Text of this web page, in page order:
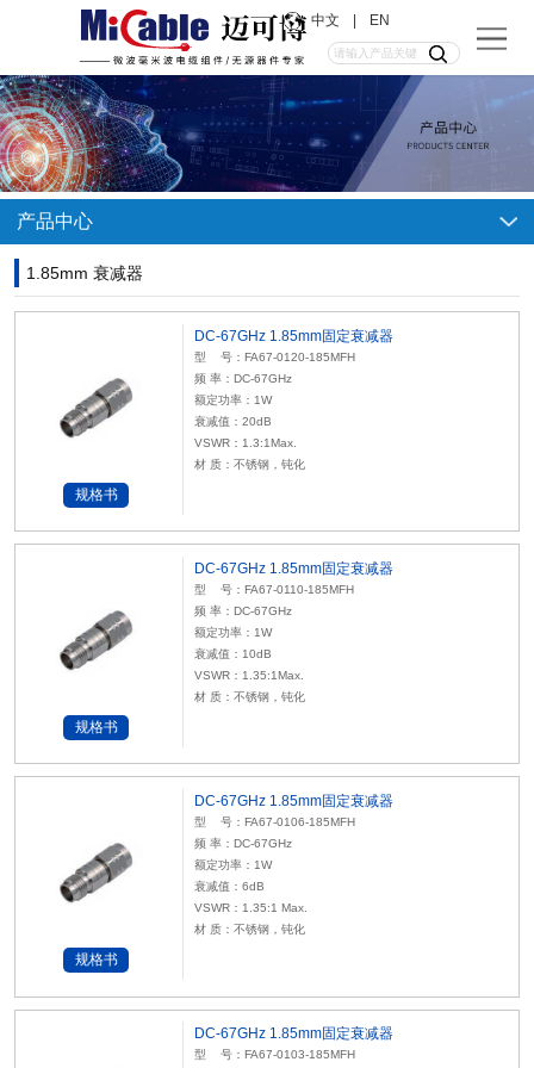
中文 | EN
产品中心
1.85mm 衰减器
规格书
DC-67GHz 1.85mm固定衰减器
型 号：FA67-0120-185MFH
频 率：DC-67GHz
额定功率：1W
衰减值：20dB
VSWR：1.3:1Max.
材 质：不锈钢，钝化
规格书
DC-67GHz 1.85mm固定衰减器
型 号：FA67-0110-185MFH
频 率：DC-67GHz
额定功率：1W
衰减值：10dB
VSWR：1.35:1Max.
材 质：不锈钢，钝化
规格书
DC-67GHz 1.85mm固定衰减器
型 号：FA67-0106-185MFH
频 率：DC-67GHz
额定功率：1W
衰减值：6dB
VSWR：1.35:1 Max.
材 质：不锈钢，钝化
DC-67GHz 1.85mm固定衰减器
型 号：FA67-0103-185MFH